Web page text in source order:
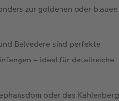
zur goldenen oder blauen
Belvedere sind perfekte
– ideal für detailreiche
oder das Kahlenberg